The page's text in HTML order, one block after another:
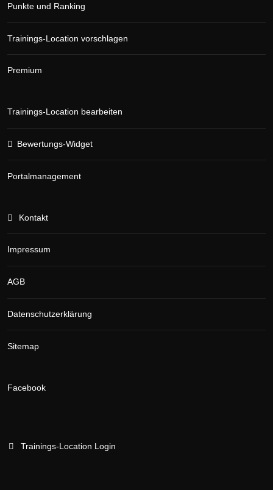
Punkte und Ranking
Trainings-Location vorschlagen
Premium
Trainings-Location bearbeiten
Bewertungs-Widget
Portalmanagement
Kontakt
Impressum
AGB
Datenschutzerklärung
Sitemap
Facebook
Trainings-Location Login